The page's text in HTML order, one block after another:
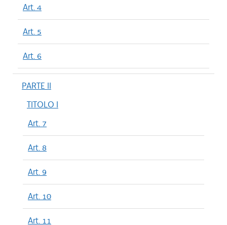
Art. 4
Art. 5
Art. 6
PARTE II
TITOLO I
Art. 7
Art. 8
Art. 9
Art. 10
Art. 11